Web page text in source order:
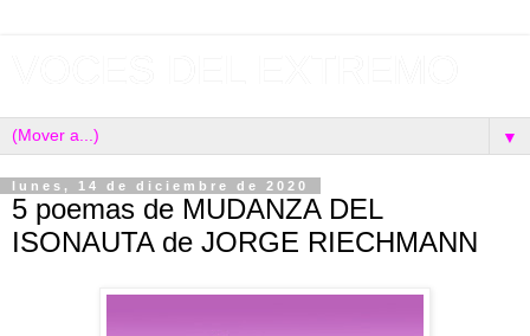
▼
lunes, 14 de diciembre de 2020
5 poemas de MUDANZA DEL
ISONAUTA de JORGE RIECHMANN